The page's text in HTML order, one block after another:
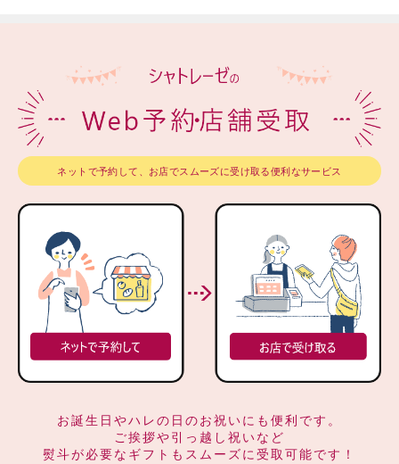
ネットで予約して、お店でスムーズに受け取る便利なサービス
お誕生日やハレの日のお祝いにも便利です。
ご挨拶や引っ越し祝いなど
熨斗が必要なギフトもスムーズに受取可能です！